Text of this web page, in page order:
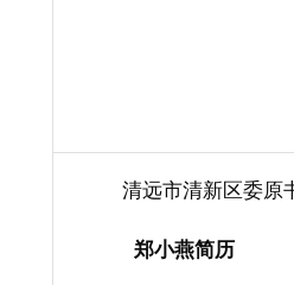
清远市清新区委原
郑小燕简历